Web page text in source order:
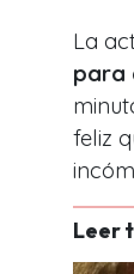
La
para
feliz
Leer